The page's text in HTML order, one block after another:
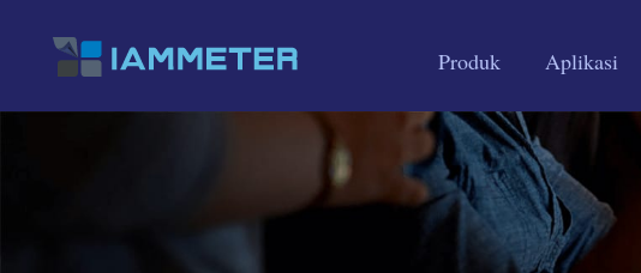
Produk Aplikasi